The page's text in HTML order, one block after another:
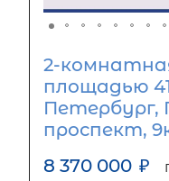
2-
площадью
Петербург,
проспект,
8 370 000 ₽